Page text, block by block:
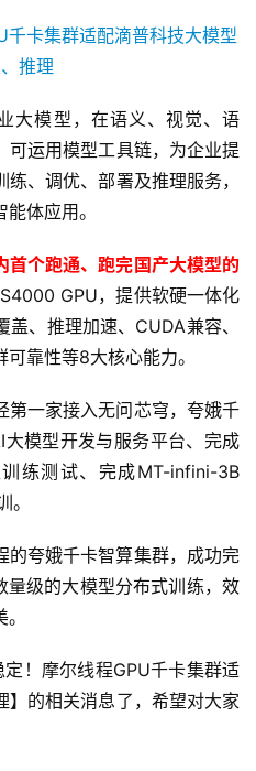
大模型，在语义、视觉、语
可运用模型工具链，为企业提
、调优、部署及推理服务，
体应用。
首个跑通、跑完国产大模型的
GPU，提供软硬一体化
、推理加速、CUDA兼容、
靠性等8大核心能力。
第一家接入无问芯穹，夸娥千
模型开发与服务平台、完成
练测试、完成MT-infini-3B
的夸娥千卡智算集群，成功完
级的大模型分布式训练，效
！摩尔线程GPU千卡集群适
】的相关消息了，希望对大家